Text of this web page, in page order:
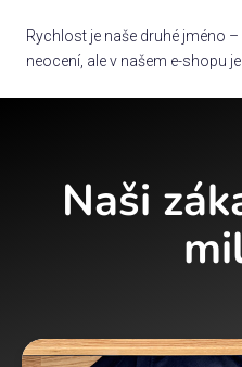
Rychlost je naše druhé jméno
neocení, ale v našem e-shopu
Naši